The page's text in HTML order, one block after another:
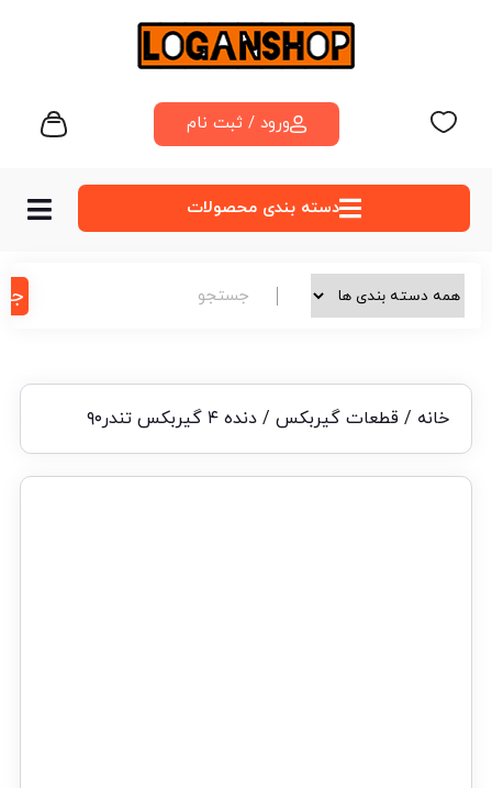
ورود / ثبت نام
دسته‌ بندی محصولات
خانه / قطعات گیربکس/ دنده ۴ گیربکس تندر۹۰